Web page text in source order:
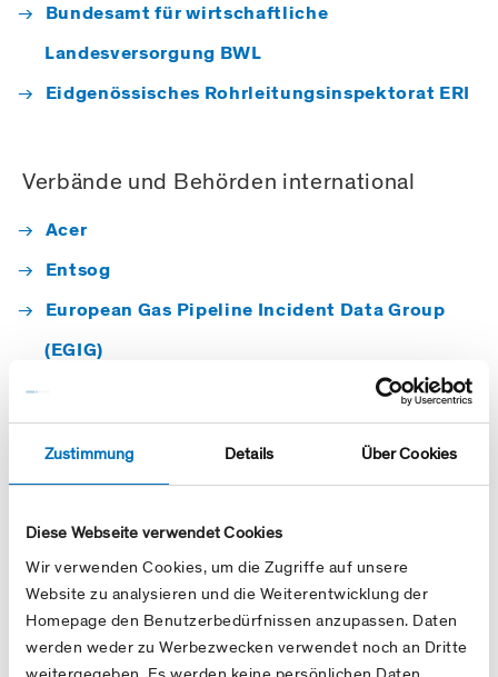
Zustimmung Details Über Cookies
Diese Webseite verwendet Cookies
Wir verwenden Cookies, um die Zugriffe auf unsere
Website zu analysieren und die Weiterentwicklung der
Homepage den Benutzerbedürfnissen anzupassen. Daten
werden weder zu Werbezwecken verwendet noch an Dritte
Bundesamt für wirtschaftliche
Landesversorgung BWL
Eidgenössisches Rohrleitungsinspektorat ERI
Verbände und Behörden international
Acer
Entsog
European Gas Pipeline Incident Data Group
(EGIG)
Gas Infrastructure Europe (GIE)
International Gas Union
Beteiligungen
FluxSwiss
Transitgas